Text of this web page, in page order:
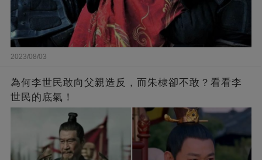
2023/08/03
為何李世民敢向父親造反，而朱棣卻不敢？看看李
世民的底氣！